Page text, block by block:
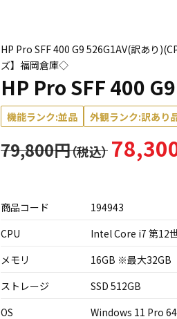
HP Pro SFF 400 G9 526G1AV(訳あり
ズ】福岡倉庫◇
HP Pro SFF 400
機能ランク:並品 外観ランク:訳あり
79,800円
商品コード
194943
CPU
Intel Core i7 第12
メモリ
16GB ※最大32GB
ストレージ
SSD 512GB
OS
Windows 11 Pro